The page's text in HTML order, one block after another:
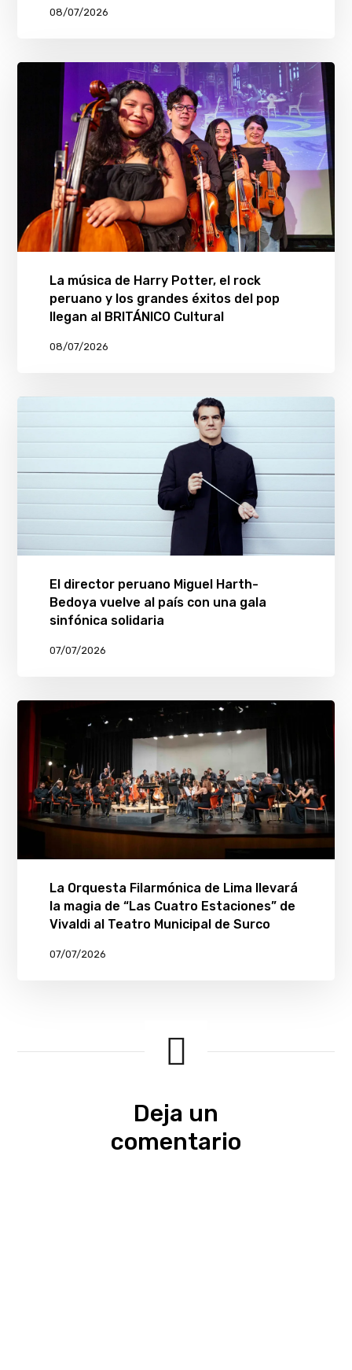
08/07/2026
La música de Harry Potter, el rock
peruano y los grandes éxitos del pop
llegan al BRITÁNICO Cultural
08/07/2026
El director peruano Miguel Harth-
Bedoya vuelve al país con una gala
sinfónica solidaria
07/07/2026
La Orquesta Filarmónica de Lima llevará
la magia de “Las Cuatro Estaciones” de
Vivaldi al Teatro Municipal de Surco
07/07/2026
Deja un
comentario